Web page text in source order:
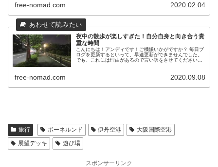
free-nomad.com 2020.02.04
夜中の散歩が楽しすぎた！自分自身と向き合う貴
重な時間
こんにちは！アンディです！ご機嫌いかがですか？ 毎日ブ
ログを更新するといって、早速更新ができませんでした。
でも、これには理由があるので言い訳をさせてください！
free-nomad.com 2020.09.08
旅行 ボーネルンド 伊丹空港
大阪国際空港
展望デッキ
遊び場
スポンサーリンク